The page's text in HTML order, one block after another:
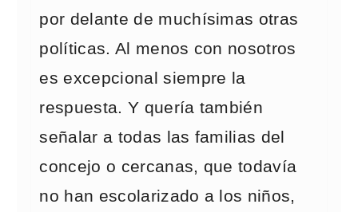
por delante de muchísimas otras
políticas. Al menos con nosotros
es excepcional siempre la
respuesta. Y quería también
señalar a todas las familias del
concejo o cercanas, que todavía
no han escolarizado a los niños,